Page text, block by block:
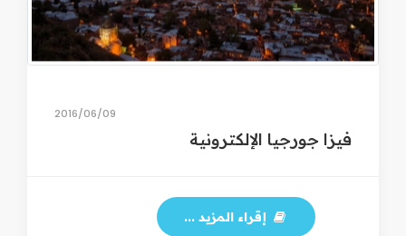
09‏/06‏/2016
فيزا جورجيا الإلكترونية
إقراء المزيد ...